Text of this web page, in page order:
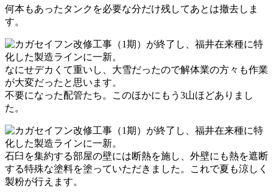
何本もあったタンクを必要な分だけ残してあとは撤去しま
す。
なにせデカくて重いし、大雪だったので解体業の方々も作業
が大変だったと思います。
不要になった配管たち。このほかにもう3山ほどありまし
た。
石臼を集約する部屋の壁には断熱を施し、外壁にも熱を遮断
する特殊な塗料を塗っていただきました。これで夏も涼しく
製粉が行えます。